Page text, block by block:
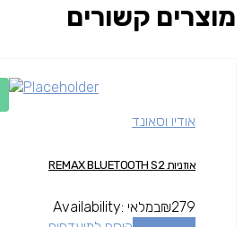
מוצרים קשורים
אודיו וסאונד
אוזניות REMAX BLUETOOTH S2
₪279
Availability: במלאי